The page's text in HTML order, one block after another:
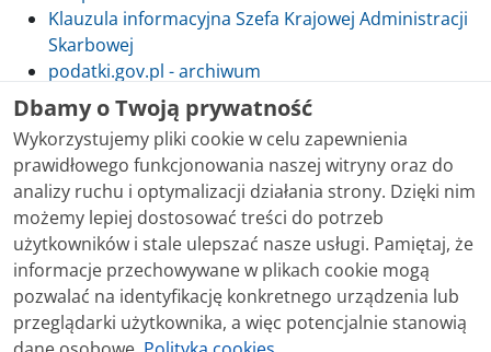
Klauzula informacyjna Szefa Krajowej Administracji
Skarbowej
podatki.gov.pl - archiwum
Skontaktuj się z nami
Treści zamieszczone w serwisie udostępniamy
bezpłatnie. Korzystanie z treści opublikowanych w
serwisie podatki.gov.pl, niezależnie od celu i sposobu
korzystania, nie wymaga zgody Ministerstwa Finansów.
Treści znaczone w serwisie jako treści będące
Dbamy o Twoją prywatność
Wykorzystujemy pliki cookie w celu zapewnienia
prawidłowego funkcjonowania naszej witryny oraz do
analizy ruchu i optymalizacji działania strony. Dzięki nim
możemy lepiej dostosować treści do potrzeb
użytkowników i stale ulepszać nasze usługi. Pamiętaj, że
informacje przechowywane w plikach cookie mogą
pozwalać na identyfikację konkretnego urządzenia lub
przeglądarki użytkownika, a więc potencjalnie stanowią